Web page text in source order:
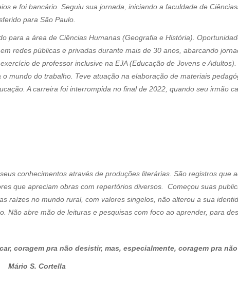
e foi bancário. Seguiu sua jornada, iniciando a faculdade de
para São Paulo.
para a área de Ciências Humanas (Geografia e História).
redes públicas e privadas durante mais de 30 anos, abarcando
de professor inclusive na EJA (Educação de Jovens e
mundo do trabalho. Teve atuação na elaboração de materiais
A carreira foi interrompida no final de 2022, quando seu irmão
conhecimentos através de produções literárias. São registros que
que apreciam obras com repertórios diversos. Começou suas
raízes no mundo rural, com valores singelos, não alterou a sua
Não abre mão de leituras e pesquisas com foco ao aprender, para
coragem pra não desistir, mas, especialmente, coragem pra